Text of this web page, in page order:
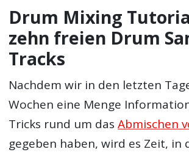
Drum Mixing
zehn freien Drum
Tracks
Nachdem wir in den letzten
Wochen eine Menge
Tricks rund um dasAbmischen
gegeben haben, wird es Zeit, in